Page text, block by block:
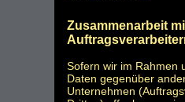
Zusammenarbeit
Sofern wir im Rahmen
Daten gegenüber
Unternehmen